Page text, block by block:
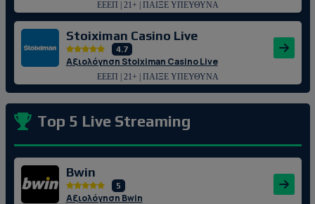
ΕΕΕΠ | 21+ | ΠΑΙΞΕ ΥΠΕΥΘΥΝΑ
Stoiximan Casino Live
4.7
Αξιολόγηση Stoiximan Casino Live
ΕΕΕΠ | 21+ | ΠΑΙΞΕ ΥΠΕΥΘΥΝΑ
Top 5 Live Streaming
Bwin
5
Αξιολόγηση Bwin